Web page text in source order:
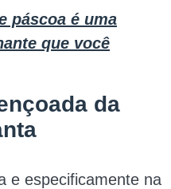
páscoa é uma
que você
da
e especificamente na